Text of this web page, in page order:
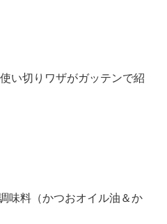
い切りワザがガッテンで紹
味料（かつおオイル油＆か